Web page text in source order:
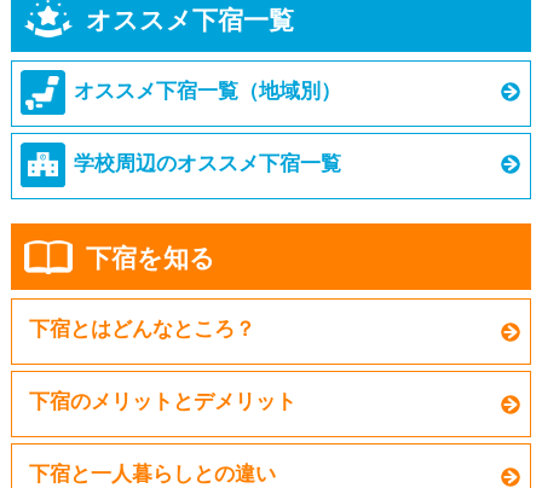
オススメ下宿一覧
オススメ下宿一覧（地域別）
学校周辺のオススメ下宿一覧
下宿を知る
下宿とはどんなところ？
下宿のメリットとデメリット
下宿と一人暮らしとの違い